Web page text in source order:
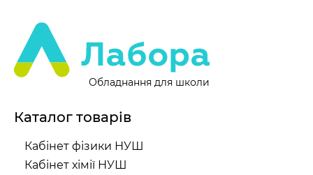
Обладнання для школи
Каталог товарів
Кабінет фізики НУШ
Кабінет хімії НУШ